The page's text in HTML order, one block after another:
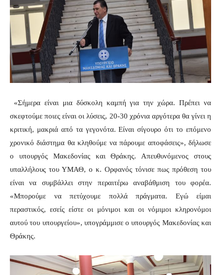
«Σήμερα είναι μια δύσκολη καμπή για την χώρα. Πρέπει να
σκεφτούμε ποιες είναι οι λύσεις, 20-30 χρόνια αργότερα θα γίνει η
κριτική, μακριά από τα γεγονότα. Είναι σίγουρο ότι το επόμενο
χρονικό διάστημα θα κληθούμε να πάρουμε αποφάσεις», δήλωσε
ο υπουργός Μακεδονίας και Θράκης. Απευθυνόμενος στους
υπαλλήλους του ΥΜΑΘ, ο κ. Ορφανός τόνισε πως πρόθεση του
είναι να συμβάλλει στην περαιτέρω αναβάθμιση του φορέα.
«Μπορούμε να πετύχουμε πολλά πράγματα. Εγώ είμαι
περαστικός, εσείς είστε οι μόνιμοι και οι νόμιμοι κληρονόμοι
αυτού του υπουργείου», υπογράμμισε ο υπουργός Μακεδονίας και
Θράκης.